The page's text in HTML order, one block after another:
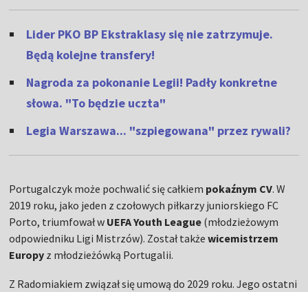
Lider PKO BP Ekstraklasy się nie zatrzymuje.
Będą kolejne transfery!
Nagroda za pokonanie Legii! Padły konkretne
słowa. "To będzie uczta"
Legia Warszawa... "szpiegowana" przez rywali?
Portugalczyk może pochwalić się całkiem pokaźnym CV. W
2019 roku, jako jeden z czołowych piłkarzy juniorskiego FC
Porto, triumfował w UEFA Youth League (młodzieżowym
odpowiedniku Ligi Mistrzów). Został takżewicemistrzem
Europy z młodzieżówką Portugalii.
Z Radomiakiem związał się umową do 2029 roku. Jego ostatni